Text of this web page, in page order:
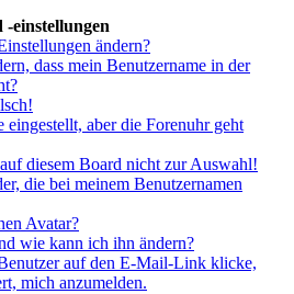
einstellungen
ändern?
dass mein Benutzername in der
eingestellt, aber die Forenuhr geht
diesem Board nicht zur Auswahl!
die bei meinem Benutzernamen
Avatar?
wie kann ich ihn ändern?
auf den E-Mail-Link klicke,
mich anzumelden.